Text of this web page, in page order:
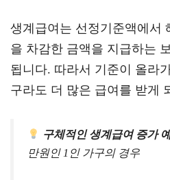
생계급여는 선정기준액에서
을 차감한 금액을 지급하는
됩니다. 따라서 기준이 올라
구라도 더 많은 급여를 받게
구체적인 생계급여 증가
만원인 1인 가구의 경우